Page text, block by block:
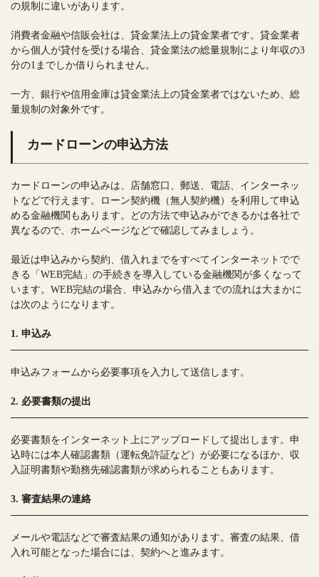
の規制に違いがあります。
消費者金融や信販会社は、貸金業法上の貸金業者です。貸金業者
から個人が貸付を受ける場合、貸金業法の総量規制により年収の3
分の1までしか借りられません。
一方、銀行や信用金庫は貸金業法上の貸金業者ではないため、総
量規制の対象外です。
カードローンの申込方法
カードローンの申込みは、店舗窓口、郵送、電話、インターネッ
トなどで行えます。ローン契約機（無人契約機）を利用して申込
める金融機関もあります。どの方法で申込みができるかは各社で
異なるので、ホームページなどで確認してみましょう。
最近は申込みから契約、借入れまでをすべてインターネットでで
きる「WEB完結」の手続きを導入している金融機関が多くなって
います。WEB完結の場合、申込みから借入までの流れは大まかに
は次のようになります。
1. 申込み
申込みフォームから必要事項を入力して送信します。
2. 必要書類の提出
必要書類をインターネット上にアップロードして提出します。申
込時には本人確認書類（運転免許証など）が必要になるほか、収
入証明書類や勤務先確認書類が求められることもあります。
3. 審査結果の連絡
メールや電話などで審査結果の通知があります。審査の結果、借
入れ可能となった場合には、契約へと進みます。